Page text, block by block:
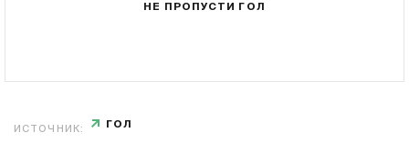
НЕ ПРОПУСТИ ГОЛ
ИСТОЧНИК: ГОЛ